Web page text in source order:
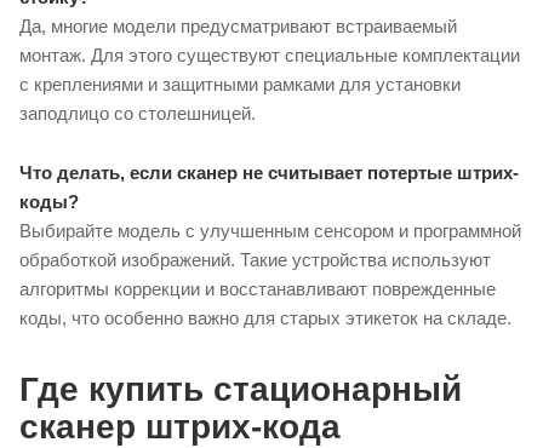
Да, многие модели предусматривают встраиваемый
монтаж. Для этого существуют специальные комплектации
с креплениями и защитными рамками для установки
заподлицо со столешницей.
Что делать, если сканер не считывает потертые штрих-
коды?
Выбирайте модель с улучшенным сенсором и программной
обработкой изображений. Такие устройства используют
алгоритмы коррекции и восстанавливают поврежденные
коды, что особенно важно для старых этикеток на складе.
Где купить стационарный
сканер штрих-кода